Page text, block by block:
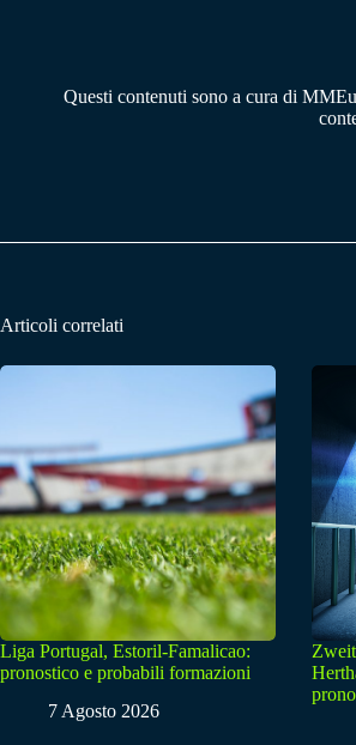
Questi contenuti sono a cura di
Articoli correlati
Liga Portugal, Estoril-Famalicao:
pronostico e probabili formazioni
7 Agosto 2026